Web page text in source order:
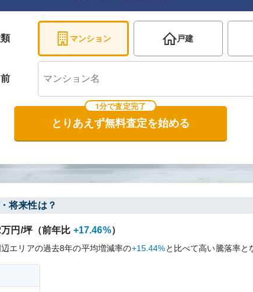
マンション 戸建
1分で査定完了
とりあえず無料査定を始める
将来性は？
万円/坪（前年比 +17.46%）
辺エリアの過去8年の平均増減率の+15.44%と比べて高い騰落率と